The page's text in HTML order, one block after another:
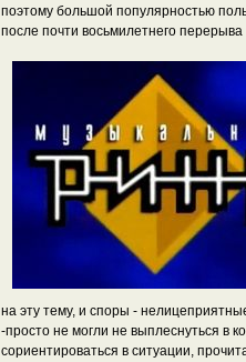
поэтому большой популярностью
после почти восьмилетнего
на эту тему, и споры -
-просто не могли не выплеснуться в
сориентироваться в ситуации,